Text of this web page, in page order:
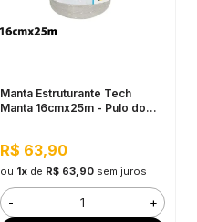
Manta Estruturante Tech
Manta 16cmx25m - Pulo do
R$ 63,90
ou 1xde R$ 63,90 sem juros
- +